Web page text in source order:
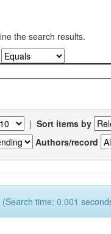
the search results.
| Sort items by
Authors/record
time: 0.001